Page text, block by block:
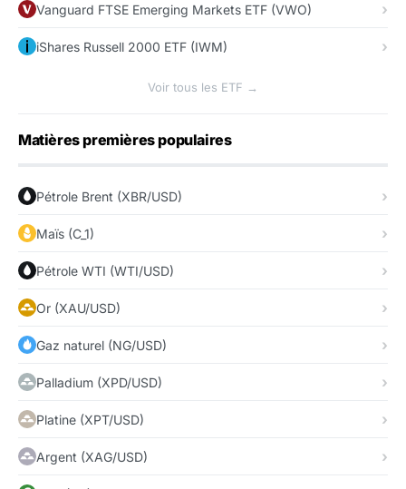
Vanguard FTSE Emerging Markets ETF (VWO)
iShares Russell 2000 ETF (IWM)
Voir tous les ETF →
Matières premières populaires
Pétrole Brent (XBR/USD)
Maïs (C_1)
Pétrole WTI (WTI/USD)
Or (XAU/USD)
Gaz naturel (NG/USD)
Palladium (XPD/USD)
Platine (XPT/USD)
Argent (XAG/USD)